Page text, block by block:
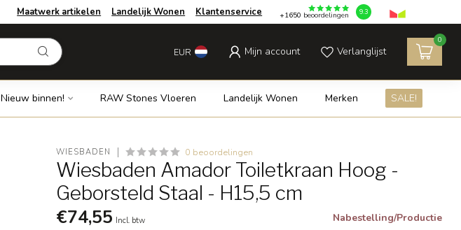
Maatwerk artikelen Landelijk Wonen Klantenservice +1650 beoordelingen 9.3
EUR Mijn account Verlanglijst
0
Nieuw binnen! RAW Stones Vloeren Landelijk Wonen Merken SALE!
WIESBADEN 0 beoordelingen
Wiesbaden Amador Toiletkraan Hoog -
Geborsteld Staal - H15,5 cm
€74,55 Incl. btw Nabestelling/Productie